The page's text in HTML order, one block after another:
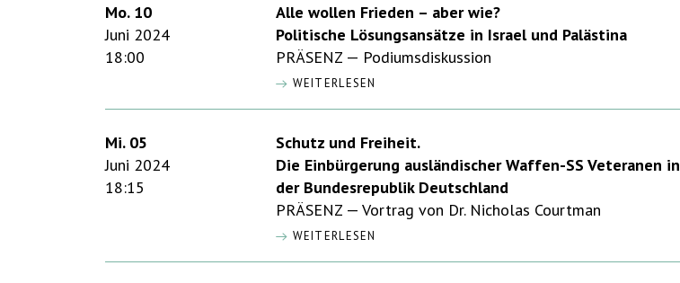
Mo. 10
Juni 2024
18:00
Alle wollen Frieden – aber wie?
Politische Lösungsansätze in Israel und Palästina
PRÄSENZ — Podiumsdiskussion
WEITERLESEN
Mi. 05
Juni 2024
18:15
Schutz und Freiheit.
Die Einbürgerung ausländischer Waffen-SS Veteranen in
der Bundesrepublik Deutschland
PRÄSENZ — Vortrag von Dr. Nicholas Courtman
WEITERLESEN